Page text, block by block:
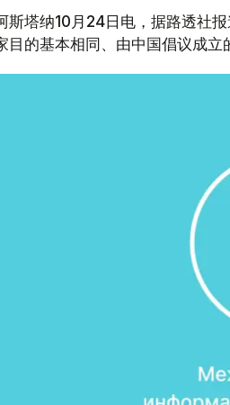
斯塔纳10月24日电，据路透社
目的基本相同、由中国倡议成立